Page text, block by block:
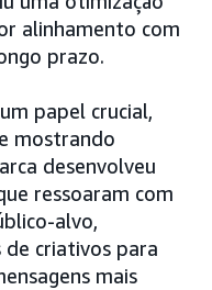
alinhamento com
prazo.
papel crucial,
mostrando
desenvolveu
ressoaram com
alvo,
criativos para
mais